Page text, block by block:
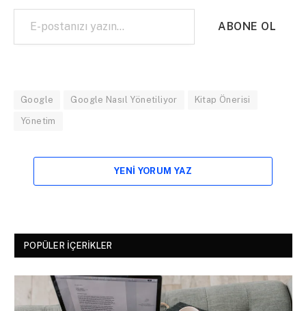
E-postanızı yazın…
ABONE OL
Google Google Nasıl Yönetiliyor Kitap Önerisi
Yönetim
YENI YORUM YAZ
POPÜLER İÇERIKLER